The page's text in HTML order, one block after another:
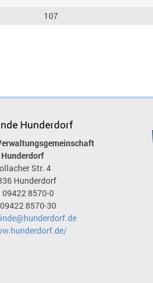
107
Hunderdorf
Hunderdorf
Str. 4
Hunderdorf
09422 8570-0
09422 8570-30